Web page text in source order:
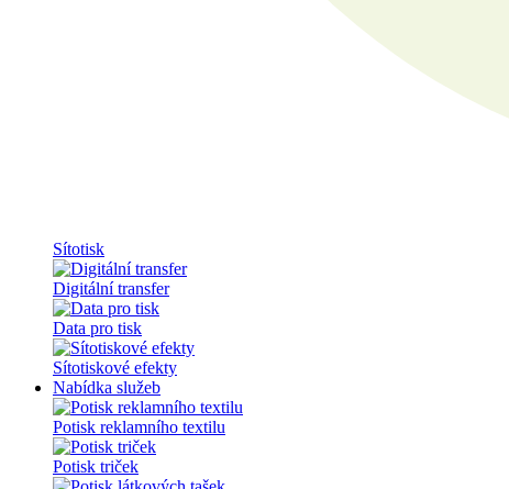
Sítotisk
Digitální transfer
Data pro tisk
Sítotiskové efekty
Nabídka služeb
Potisk reklamního textilu
Potisk triček